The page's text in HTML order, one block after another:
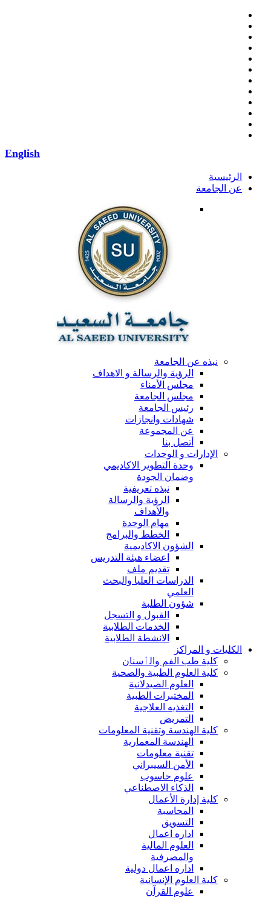
English
الرئيسية
عن الجامعة
نبذه عن الجامعة
الرؤية والرسالة و الاهداف
مجلس الأمناء
مجلس الجامعة
رئيس الجامعة
شهادات وانجازات
عن المجموعة
أتصل بنا
الإدارات و الوحدات
وحدة التطوير الاكاديمي
وضمان الجودة
نبذه تعريفية
الرؤية والرسالة
والأهداف
مهام الوحدة
الخطط والبرامج
الشؤون الاكاديمية
اعضاء هيئة التدريس
تقديم ملف
الدراسات العليا والبحث
العلمي
شؤون الطلبة
القبول و التسجل
الخدمات الطلابية
الانشطة الطلابية
الكليات و المراكز
كلية طب الفم والٲسنان
كلية العلوم الطبية والصحية
العلوم الصيدلانية
المختبرات الطبية
التغذيه العلاجية
التمريض
كلية الهندسة وتقنية المعلومات
الهندسة المعمارية
تقنية معلومات
الأمن السيبراني
علوم حاسوب
الذكاء الاصطناعي
كلية إدارة الأعمال
المحاسبة
التسويق
اداره اعمال
العلوم المالية
والمصرفية
اداره اعمال دولية
كلية العلوم الإنسانية
علوم القرآن